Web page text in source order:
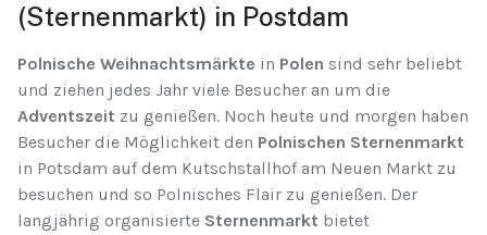
(Sternenmarkt) in Postdam
Polnische Weihnachtsmärkte in Polen sind sehr beliebt
und ziehen jedes Jahr viele Besucher an um die
Adventszeit zu genießen. Noch heute und morgen haben
Besucher die Möglichkeit den Polnischen Sternenmarkt
in Potsdam auf dem Kutschstallhof am Neuen Markt zu
besuchen und so Polnisches Flair zu genießen. Der
langjährig organisierte Sternenmarkt bietet